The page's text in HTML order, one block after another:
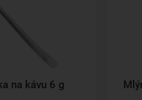
na kávu 6 g